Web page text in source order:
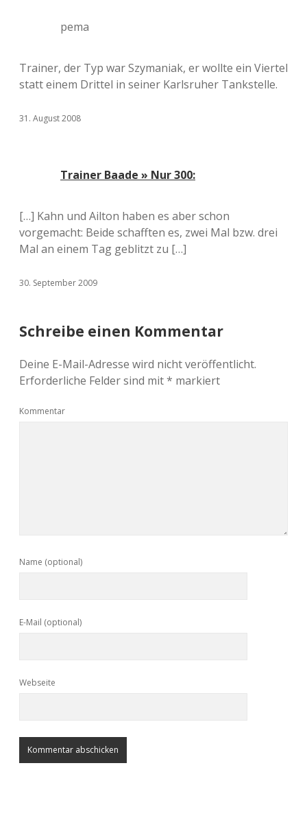
pema
Trainer, der Typ war Szymaniak, er wollte ein Viertel
statt einem Drittel in seiner Karlsruher Tankstelle.
31. August 2008
Trainer Baade » Nur 300:
[…] Kahn und Ailton haben es aber schon
vorgemacht: Beide schafften es, zwei Mal bzw. drei
Mal an einem Tag geblitzt zu […]
30. September 2009
Schreibe einen Kommentar
Deine E-Mail-Adresse wird nicht veröffentlicht.
Erforderliche Felder sind mit* markiert
Kommentar
Name (optional)
E-Mail (optional)
Webseite